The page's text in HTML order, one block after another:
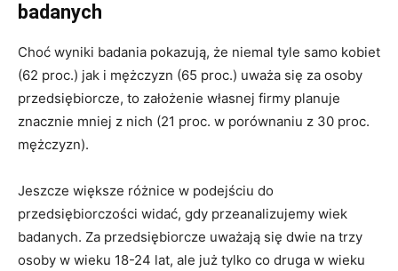
badanych
Choć wyniki badania pokazują, że niemal tyle samo kobiet
(62 proc.) jak i mężczyzn (65 proc.) uważa się za osoby
przedsiębiorcze, to założenie własnej firmy planuje
znacznie mniej z nich (21 proc. w porównaniu z 30 proc.
mężczyzn).
Jeszcze większe różnice w podejściu do
przedsiębiorczości widać, gdy przeanalizujemy wiek
badanych. Za przedsiębiorcze uważają się dwie na trzy
osoby w wieku 18-24 lat, ale już tylko co druga w wieku